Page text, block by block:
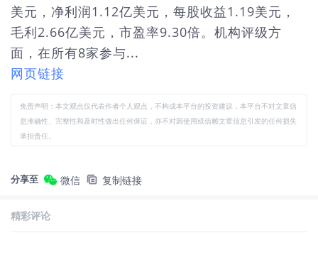
美元，净利润1.12亿美元，每股收益1.19美元，
毛利2.66亿美元，市盈率9.30倍。机构评级方
面，在所有8家参与...
网页链接
免责声明：本文观点仅代表作者个人观点，不构成本平台的投资建议，本平台不对文章信
息准确性、完整性和及时性做出任何保证，亦不对因使用或信赖文章信息引发的任何损失
承担责任。
分享至 微信 复制链接
精彩评论